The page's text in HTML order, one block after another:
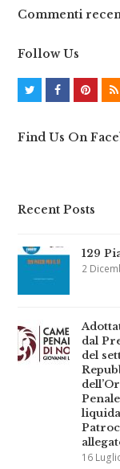
Commenti
Follow Us
i
e
c
o
k
n
r
s
R
Find Us On
Recent Posts
129
2
dal
del
16